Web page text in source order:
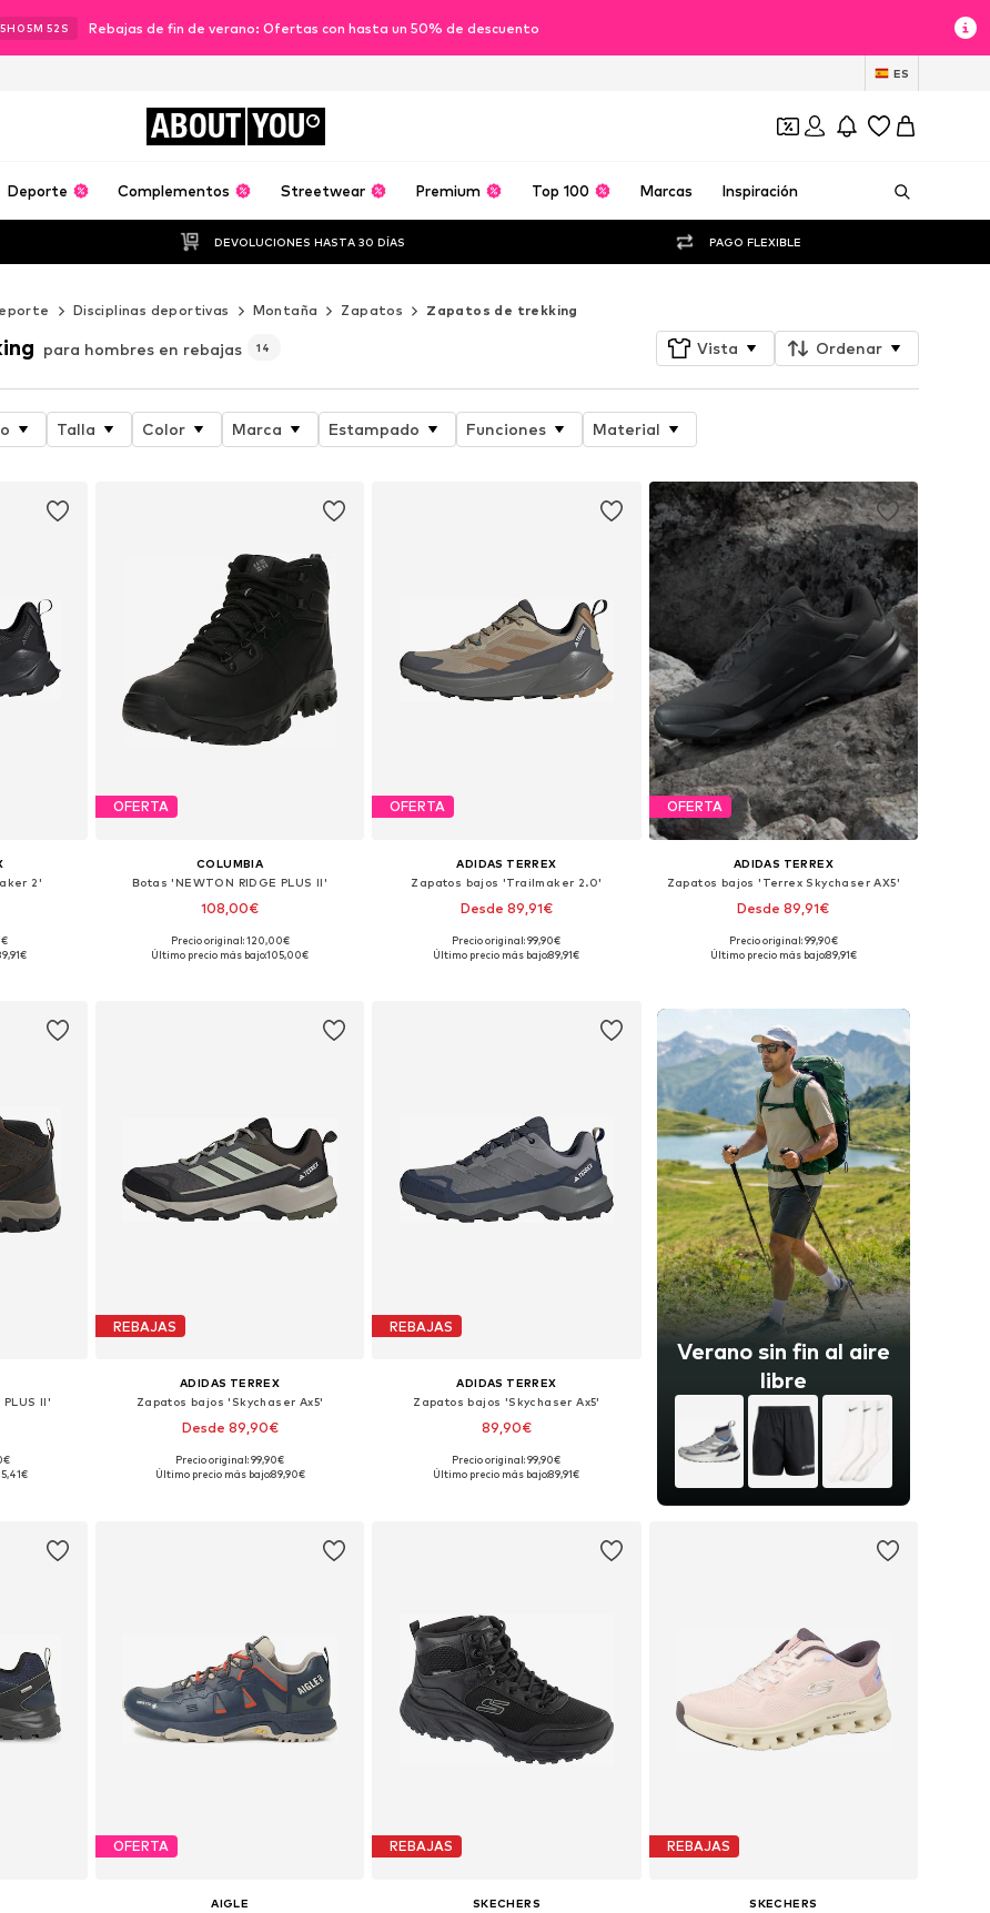
H 05M 50 S Rebajas de fin de verano: Ofertas con hasta un 50% de descuento
ES
ABOUT YOU
Deporte Complementos Streetwear Premium Top 100 Marcas Inspiración
DEVOLUCIONES HASTA 30 DÍAS PAGO FLEXIBLE
Disciplinas deportivas Montaña Zapatos Zapatos de trekking
para hombres en rebajas 14 Vista Ordenar
Talla Color Marca Estampado Funciones Material
2'
OFERTA
COLUMBIA
Botas 'NEWTON RIDGE PLUS II'
108,00€
Disponible en muchas tallas
Precio original: 120,00€
Último precio más bajo:105,00€
OFERTA
ADIDAS TERREX
Zapatos bajos 'Trailmaker 2.0'
Desde 89,91€
Disponible en muchas tallas
Precio original: 99,90€
Último precio más bajo:89,91€
OFERTA
ADIDAS TERREX
Zapatos bajos 'Terrex Skychaser AX5'
Desde 89,91€
+4
Disponible en muchas tallas
Precio original: 99,90€
Último precio más bajo:89,91€
II'
REBAJAS
ADIDAS TERREX
Zapatos bajos 'Skychaser Ax5'
Desde 89,90€
+4
Disponible en muchas tallas
Precio original: 99,90€
Último precio más bajo:89,90€
REBAJAS
ADIDAS TERREX
Zapatos bajos 'Skychaser Ax5'
89,90€
+4
Disponible en muchas tallas
Precio original: 99,90€
Último precio más bajo:89,91€
Verano sin fin al aire
libre
OFERTA
AIGLE
REBAJAS
SKECHERS
REBAJAS
SKECHERS